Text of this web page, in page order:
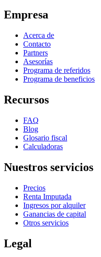
Empresa
Acerca de
Contacto
Partners
Asesorías
Programa de referidos
Programa de beneficios
Recursos
FAQ
Blog
Glosario fiscal
Calculadoras
Nuestros servicios
Precios
Renta Imputada
Ingresos por alquiler
Ganancias de capital
Otros servicios
Legal